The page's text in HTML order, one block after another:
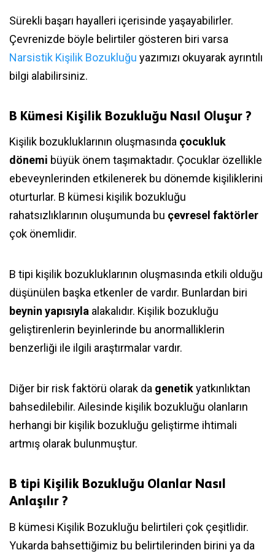
Sürekli başarı hayalleri içerisinde yaşayabilirler.
Çevrenizde böyle belirtiler gösteren biri varsa
Narsistik Kişilik Bozukluğu yazımızı okuyarak ayrıntılı
bilgi alabilirsiniz.
B Kümesi Kişilik Bozukluğu Nasıl Oluşur ?
Kişilik bozukluklarının oluşmasında çocukluk
dönemi büyük önem taşımaktadır. Çocuklar özellikle
ebeveynlerinden etkilenerek bu dönemde kişiliklerini
oturturlar. B kümesi kişilik bozukluğu
rahatsızlıklarının oluşumunda bu çevresel faktörler
çok önemlidir.
B tipi kişilik bozukluklarının oluşmasında etkili olduğu
düşünülen başka etkenler de vardır. Bunlardan biri
beynin yapısıyla alakalıdır. Kişilik bozukluğu
geliştirenlerin beyinlerinde bu anormalliklerin
benzerliği ile ilgili araştırmalar vardır.
Diğer bir risk faktörü olarak da genetikyatkınlıktan
bahsedilebilir. Ailesinde kişilik bozukluğu olanların
herhangi bir kişilik bozukluğu geliştirme ihtimali
artmış olarak bulunmuştur.
B tipi Kişilik Bozukluğu Olanlar Nasıl
Anlaşılır ?
B kümesi Kişilik Bozukluğu belirtileri çok çeşitlidir.
Yukarda bahsettiğimiz bu belirtilerinden birini ya da